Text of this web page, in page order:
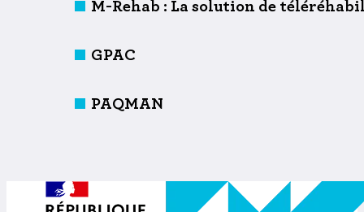
M-Rehab : La solution de
GPAC
PAQMAN